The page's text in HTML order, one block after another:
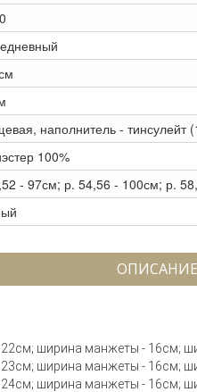
наполнитель - тинсулейт
100%
- 97см; р. 54,56 - 100см; р.
ОПИСАНИЕ
ширина манжеты - 16см;
ширина манжеты - 16см;
ширина манжеты - 16см;